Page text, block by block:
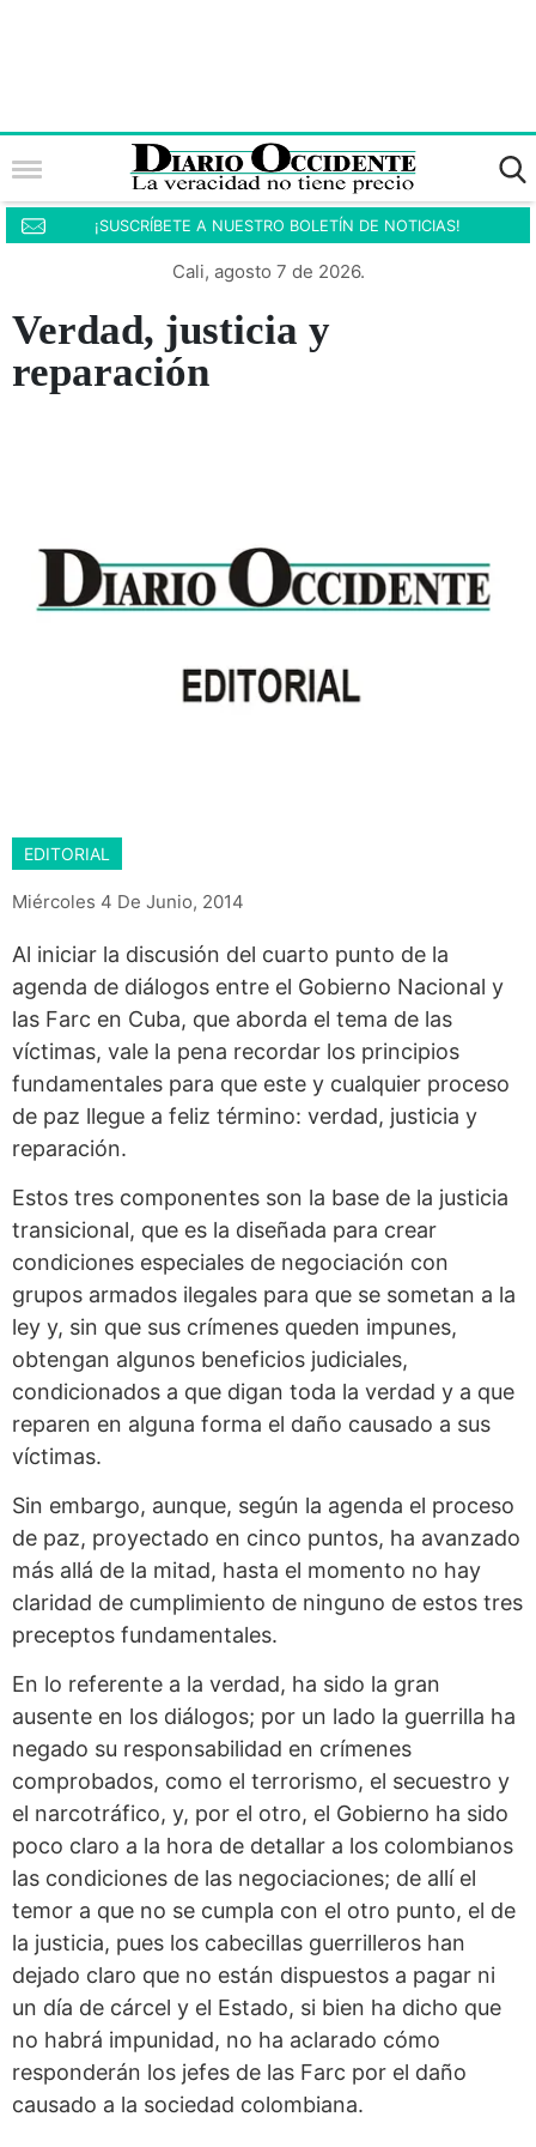
¡SUSCRÍBETE A NUESTRO BOLETÍN DE NOTICIAS!
Cali, agosto 7 de 2026.
Verdad, justicia y
reparación
EDITORIAL
Miércoles 4 De Junio, 2014
Al iniciar la discusión del cuarto punto de la
agenda de diálogos entre el Gobierno Nacional y
las Farc en Cuba, que aborda el tema de las
víctimas, vale la pena recordar los principios
fundamentales para que este y cualquier proceso
de paz llegue a feliz término: verdad, justicia y
reparación.
Estos tres componentes son la base de la justicia
transicional, que es la diseñada para crear
condiciones especiales de negociación con
grupos armados ilegales para que se sometan a la
ley y, sin que sus crímenes queden impunes,
obtengan algunos beneficios judiciales,
condicionados a que digan toda la verdad y a que
reparen en alguna forma el daño causado a sus
víctimas.
Sin embargo, aunque, según la agenda el proceso
de paz, proyectado en cinco puntos, ha avanzado
más allá de la mitad, hasta el momento no hay
claridad de cumplimiento de ninguno de estos tres
preceptos fundamentales.
En lo referente a la verdad, ha sido la gran
ausente en los diálogos; por un lado la guerrilla ha
negado su responsabilidad en crímenes
comprobados, como el terrorismo, el secuestro y
el narcotráfico, y, por el otro, el Gobierno ha sido
poco claro a la hora de detallar a los colombianos
las condiciones de las negociaciones; de allí el
temor a que no se cumpla con el otro punto, el de
la justicia, pues los cabecillas guerrilleros han
dejado claro que no están dispuestos a pagar ni
un día de cárcel y el Estado, si bien ha dicho que
no habrá impunidad, no ha aclarado cómo
responderán los jefes de las Farc por el daño
causado a la sociedad colombiana.